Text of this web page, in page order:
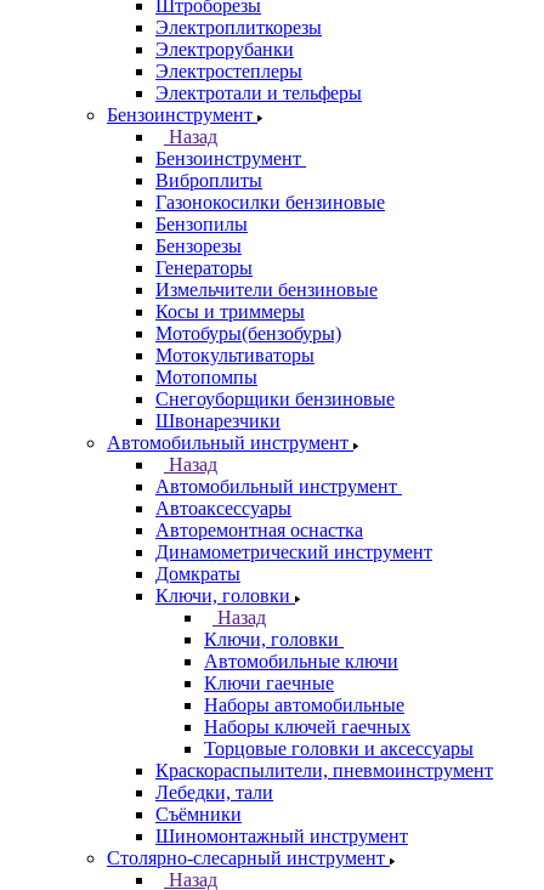
Штроборезы
Электроплиткорезы
Электрорубанки
Электростеплеры
Электротали и тельферы
Бензоинструмент
Назад
Бензоинструмент
Виброплиты
Газонокосилки бензиновые
Бензопилы
Бензорезы
Генераторы
Измельчители бензиновые
Косы и триммеры
Мотобуры(бензобуры)
Мотокультиваторы
Мотопомпы
Снегоуборщики бензиновые
Швонарезчики
Автомобильный инструмент
Назад
Автомобильный инструмент
Автоаксессуары
Авторемонтная оснастка
Динамометрический инструмент
Домкраты
Ключи, головки
Назад
Ключи, головки
Автомобильные ключи
Ключи гаечные
Наборы автомобильные
Наборы ключей гаечных
Торцовые головки и аксессуары
Краскораспылители, пневмоинструмент
Лебедки, тали
Съёмники
Шиномонтажный инструмент
Столярно-слесарный инструмент
Назад